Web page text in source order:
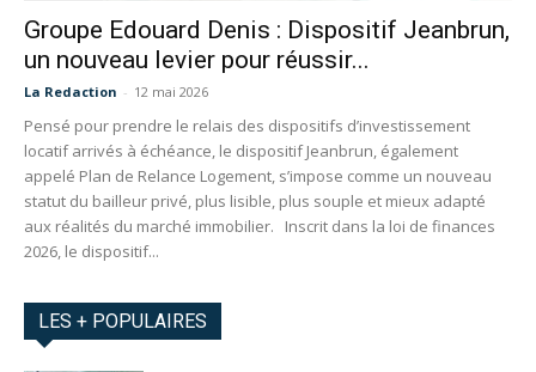
Groupe Edouard Denis : Dispositif Jeanbrun,
un nouveau levier pour réussir...
La Redaction - 12 mai 2026
Pensé pour prendre le relais des dispositifs d’investissement
locatif arrivés à échéance, le dispositif Jeanbrun, également
appelé Plan de Relance Logement, s’impose comme un nouveau
statut du bailleur privé, plus lisible, plus souple et mieux adapté
aux réalités du marché immobilier. Inscrit dans la loi de finances
2026, le dispositif...
LES + POPULAIRES